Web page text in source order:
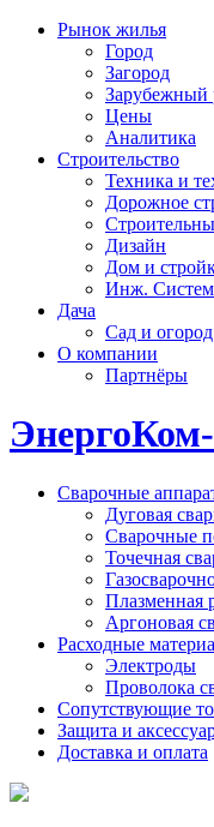
Рынок жилья
Город
Загород
Зарубежный
Цены
Аналитика
Строительство
Техника и
Дорожное
Дизайн
Дом и
Инж.
Дача
Сад и огород
О компании
Партнёры
Сварочные
Дуговая
Сварочные
Точечная
Плазменная
Аргоновая
Расходные
Электроды
Проволока
Сопутствующие
Защита и
Доставка и оплата